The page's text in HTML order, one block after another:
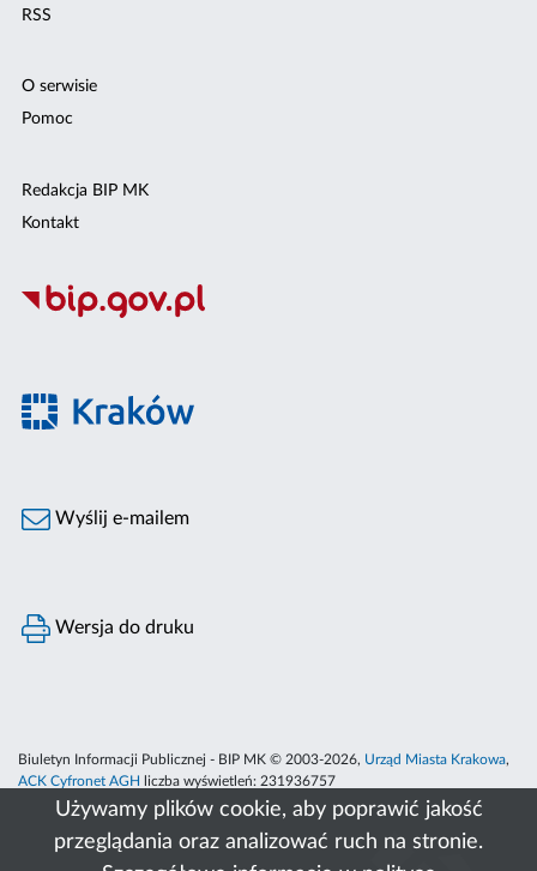
Używamy plików cookie, aby poprawić jakość
przeglądania oraz analizować ruch na stronie.
RSS
O serwisie
Pomoc
Redakcja BIP MK
Kontakt
Wyślij e-mailem
Wersja do druku
Biuletyn Informacji Publicznej - BIP MK © 2003-2026, Urząd Miasta Krakowa,
ACK Cyfronet AGH
liczba wyświetleń: 231936757